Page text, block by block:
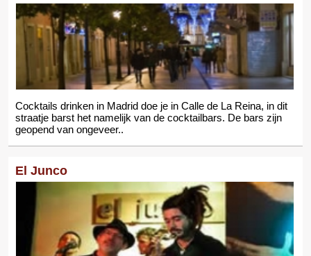
Cocktails drinken in Madrid doe je in Calle de La Reina, in dit
straatje barst het namelijk van de cocktailbars. De bars zijn
geopend van ongeveer..
El Junco